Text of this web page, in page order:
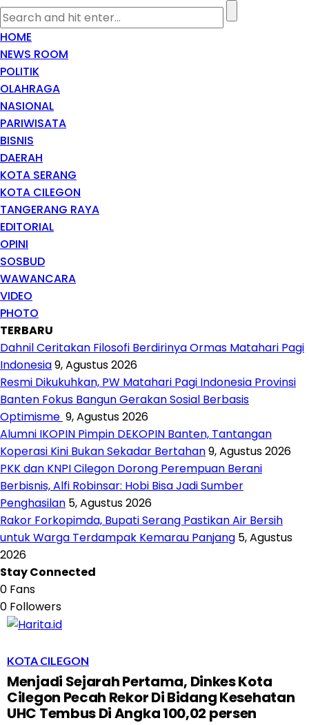
HOME
NEWS ROOM
POLITIK
OLAHRAGA
NASIONAL
PARIWISATA
BISNIS
DAERAH
KOTA SERANG
KOTA CILEGON
TANGERANG RAYA
EDITORIAL
OPINI
SOSBUD
WAWANCARA
VIDEO
PHOTO
TERBARU
Dahnil Ceritakan Filosofi Berdirinya Ormas Matahari Pagi
Indonesia9, Agustus 2026
Resmi Dikukuhkan, PW Matahari Pagi Indonesia Provinsi
Banten Fokus Bangun Gerakan Sosial Berbasis
Optimisme 9, Agustus 2026
Alumni IKOPIN Pimpin DEKOPIN Banten, Tantangan
Koperasi Kini Bukan Sekadar Bertahan9, Agustus 2026
PKK dan KNPI Cilegon Dorong Perempuan Berani
Berbisnis, Alfi Robinsar: Hobi Bisa Jadi Sumber
Penghasilan 5, Agustus 2026
Rakor Forkopimda, Bupati Serang Pastikan Air Bersih
untuk Warga Terdampak Kemarau Panjang 5, Agustus
2026
Stay Connected
0 Fans
0 Followers
KOTA CILEGON
Menjadi Sejarah Pertama, Dinkes Kota
Cilegon Pecah Rekor Di Bidang Kesehatan
UHC Tembus Di Angka 100,02 persen